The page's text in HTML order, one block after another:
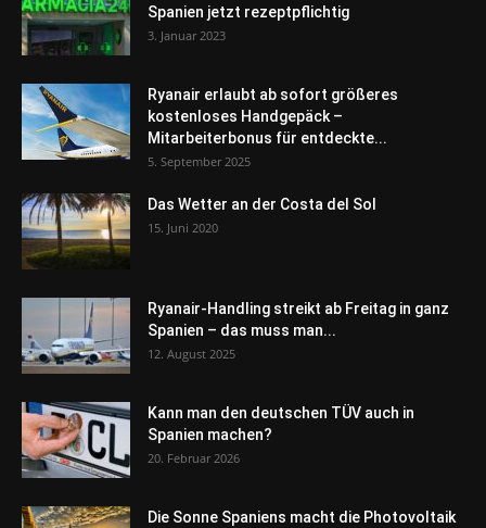
Spanien jetzt rezeptpflichtig
3. Januar 2023
Ryanair erlaubt ab sofort größeres
kostenloses Handgepäck –
Mitarbeiterbonus für entdeckte...
5. September 2025
Das Wetter an der Costa del Sol
15. Juni 2020
Ryanair-Handling streikt ab Freitag in ganz
Spanien – das muss man...
12. August 2025
Kann man den deutschen TÜV auch in
Spanien machen?
20. Februar 2026
Die Sonne Spaniens macht die Photovoltaik